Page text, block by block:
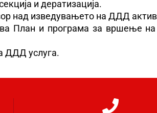
и дератизација.
над изведувањето на ДДД
План и програма за вршење
ДДД услуга.